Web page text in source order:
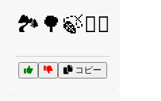
🏞️🌳🍃🚶‍♀️
コピー